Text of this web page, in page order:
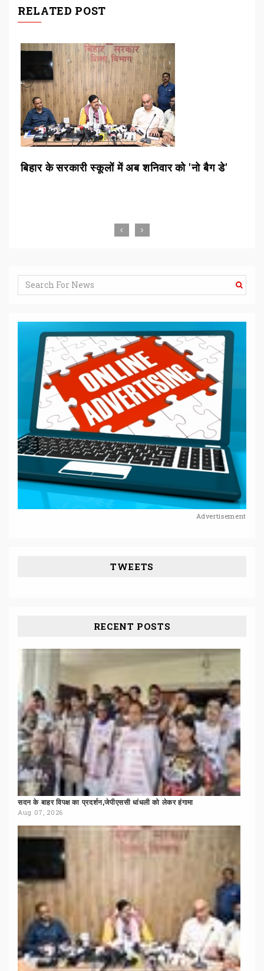
RELATED POST
बिहार के सरकारी स्कूलों में अब शनिवार को 'नो बैग डे'
Advertisement
TWEETS
RECENT POSTS
सदन के बाहर विपक्ष का प्रदर्शन,जेपीएससी धांधली को लेकर हंगामा
Aug 07, 2026